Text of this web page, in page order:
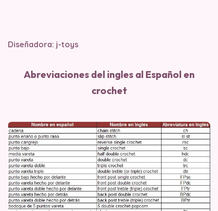
Diseñadora: j-toys
Abreviaciones del ingles al Español en
crochet